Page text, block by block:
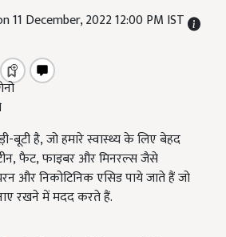
11 December, 2022 12:00 PM IST
बूटी है, जो हमारे स्वास्थ्य के लिए बेहद
फैट, फाइबर और मिनरल्स जैसे
और निकोटिनिक एसिड पाये जाते हैं जो
रखने में मदद करते हैं.